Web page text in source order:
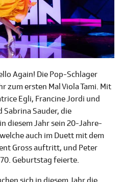
Again! Die Pop-Schlager
zum ersten Mal Viola Tami. Mit
Egli, Francine Jordi und
Sauder, die
diesem Jahr sein 20-Jahre-
auch im Duett mit dem
Gross auftritt, und Peter
Geburtstag feierte.